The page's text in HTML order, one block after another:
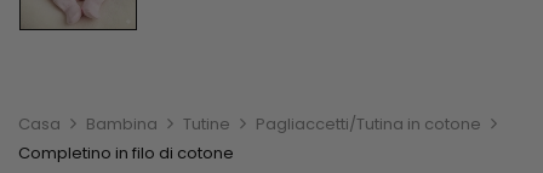
Casa Bambina Tutine
Pagliaccetti/Tutina in cotone
Completino in filo di cotone